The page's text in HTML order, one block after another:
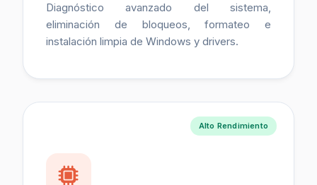
Diagnóstico avanzado del sistema,
eliminación de bloqueos, formateo e
instalación limpia de Windows y drivers.
Alto Rendimiento